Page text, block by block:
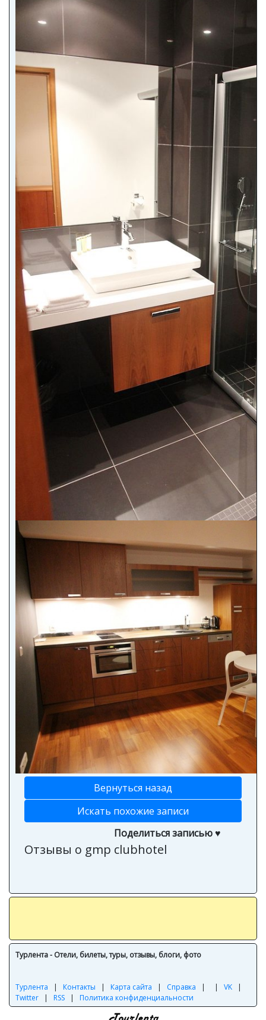
Вернуться назад
Искать похожие записи
Поделиться записью ♥
Отзывы о gmp clubhotel
Турлента - Отели, билеты, туры, отзывы, блоги, фото
Турлента | Контакты | Карта сайта | Справка | | VK |
Twitter | RSS | Политика конфиденциальности